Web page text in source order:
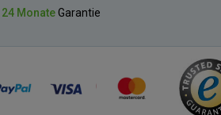
24 MonateGarantie